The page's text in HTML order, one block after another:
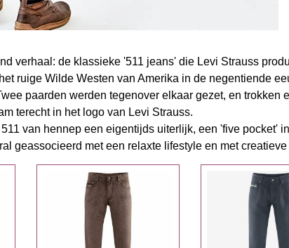
verhaal: de klassieke '511 jeans' die Levi Strauss
ruige Wilde Westen van Amerika in de negentiende
paarden werden tegenover elkaar gezet, en
terecht in het logo van Levi Strauss.
van hennep een eigentijds uiterlijk, een 'five pocket'
geassocieerd met een relaxte lifestyle en met